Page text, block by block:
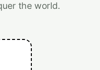
the world.